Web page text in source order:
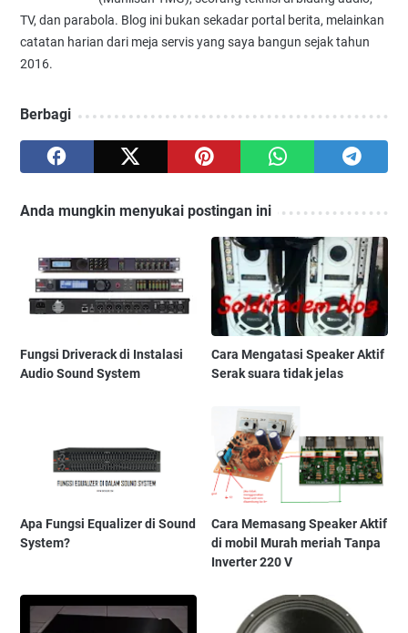
TV, dan parabola. Blog ini bukan sekadar portal berita, melainkan
catatan harian dari meja servis yang saya bangun sejak tahun
2016.
Berbagi
Anda mungkin menyukai postingan ini
Fungsi Driverack di Instalasi
Audio Sound System
Cara Mengatasi Speaker Aktif
Serak suara tidak jelas
Apa Fungsi Equalizer di Sound
System?
Cara Memasang Speaker Aktif
di mobil Murah meriah Tanpa
Inverter 220 V